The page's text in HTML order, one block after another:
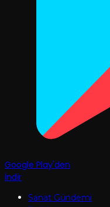
Google Play'den
İndir
Sanat Gündemi